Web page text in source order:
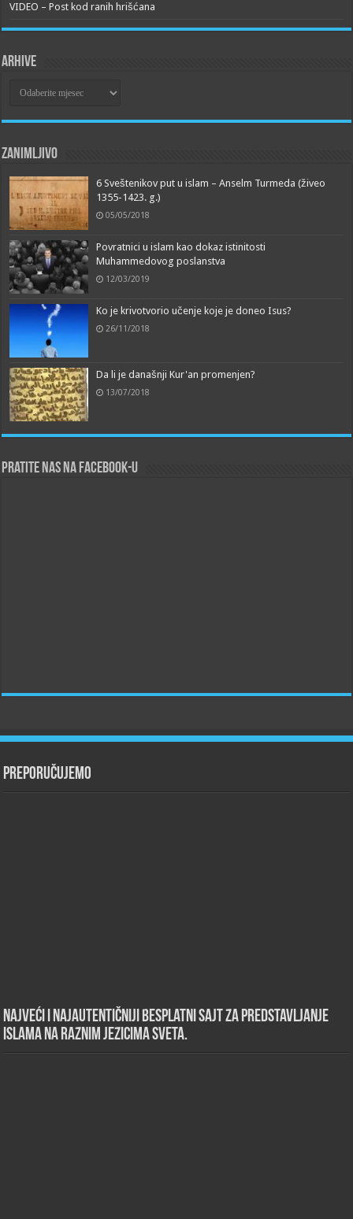
VIDEO – Post kod ranih hrišćana
Arhive
Zanimljivo
6 Sveštenikov put u islam – Anselm Turmeda (živeo
1355-1423. g.)
05/05/2018
Povratnici u islam kao dokaz istinitosti
Muhammedovog poslanstva
12/03/2019
Ko je krivotvorio učenje koje je doneo Isus?
26/11/2018
Da li je današnji Kur'an promenjen?
13/07/2018
Pratite nas na Facebook-u
Preporučujemo
Najveći i najautentičniji besplatni sajt za predstavljanje
islama na raznim jezicima sveta.